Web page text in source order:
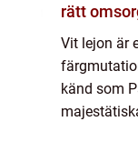
rätt
Vit lejon är
känd som